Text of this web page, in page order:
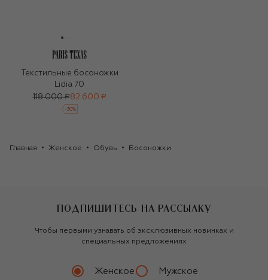
Текстильные босоножки
Lidia 70
118 000 ₽82 600 ₽
-30%
Главная Женское Обувь Босоножки
ПОДПИШИТЕСЬ НА РАССЫЛКУ
Чтобы первыми узнавать об эксклюзивных новинках и
специальных предложениях
Женское Мужское